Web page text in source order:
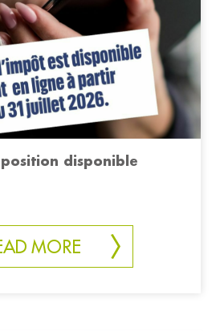
disponible
MORE